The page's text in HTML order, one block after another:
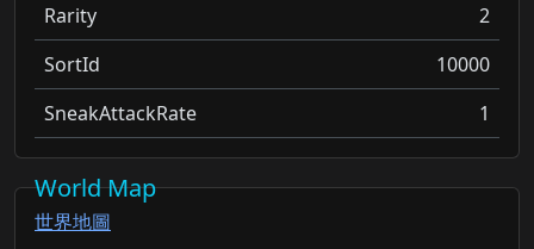
Rarity
2
SortId
10000
SneakAttackRate
1
World Map
世界地圖